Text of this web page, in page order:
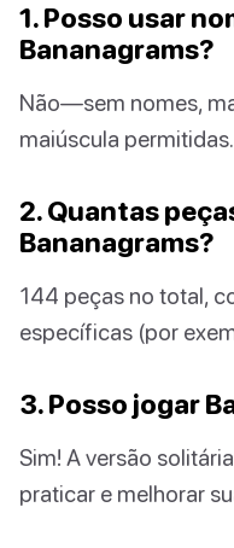
1. Posso usar
Bananagrams?
Não—sem nomes,
maiúscula permitidas.
2. Quantas
Bananagrams?
144 peças no total,
específicas (por
3. Posso jogar
Sim! A versão
praticar e melhorar